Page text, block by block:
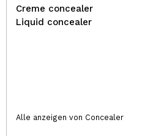
Creme concealer
Liquid concealer
Alle anzeigen von Concealer